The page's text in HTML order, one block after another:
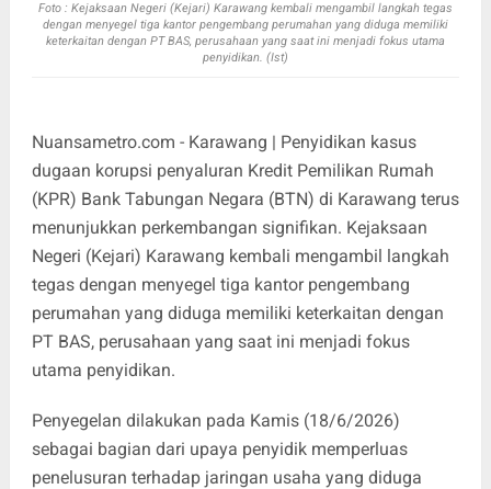
Foto : Kejaksaan Negeri (Kejari) Karawang kembali mengambil langkah tegas
dengan menyegel tiga kantor pengembang perumahan yang diduga memiliki
keterkaitan dengan PT BAS, perusahaan yang saat ini menjadi fokus utama
penyidikan. (Ist)
Nuansametro.com - Karawang | Penyidikan kasus
dugaan korupsi penyaluran Kredit Pemilikan Rumah
(KPR) Bank Tabungan Negara (BTN) di Karawang terus
menunjukkan perkembangan signifikan. Kejaksaan
Negeri (Kejari) Karawang kembali mengambil langkah
tegas dengan menyegel tiga kantor pengembang
perumahan yang diduga memiliki keterkaitan dengan
PT BAS, perusahaan yang saat ini menjadi fokus
utama penyidikan.
Penyegelan dilakukan pada Kamis (18/6/2026)
sebagai bagian dari upaya penyidik memperluas
penelusuran terhadap jaringan usaha yang diduga